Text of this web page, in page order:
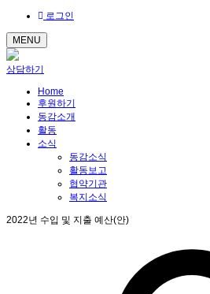
로그인
MENU
상담하기
Home
후원하기
동감소개
활동
소식
동감소식
활동보고
협약기관
복지소식
2022년 수입 및 지출 예산(안)